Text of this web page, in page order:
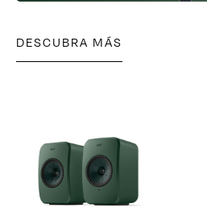
DESCUBRA MÁS